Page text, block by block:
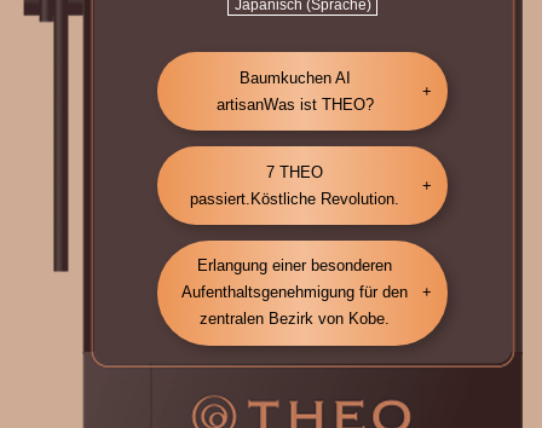
Japanisch (Sprache)
Baumkuchen AI
artisanWas ist THEO?
7 THEO
passiert. Köstliche Revolution.
Erlangung einer besonderen
Aufenthaltsgenehmigung für den
zentralen Bezirk von Kobe.